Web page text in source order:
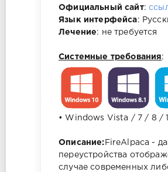
Официальный сайт:
Язык интерфейса:
Лечение: не требуется
Системные требования:
• Windows Vista / 7 / 8 /
Описание: FireAlpaca -
переустройства
случае современных